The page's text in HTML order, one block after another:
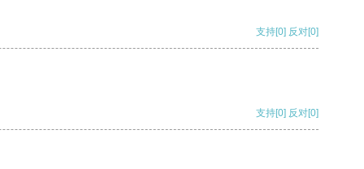
支持[0] 反对[0]
支持[0] 反对[0]